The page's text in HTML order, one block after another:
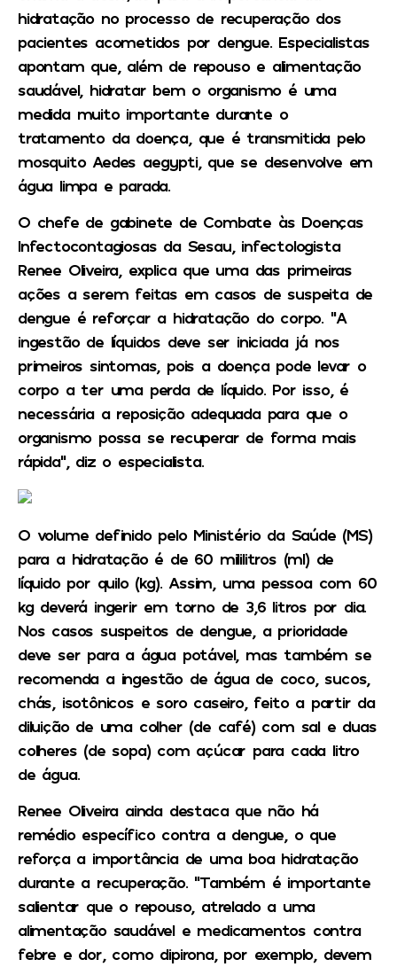
hidratação no processo de recuperação dos
pacientes acometidos por dengue. Especialistas
apontam que, além de repouso e alimentação
saudável, hidratar bem o organismo é uma
medida muito importante durante o
tratamento da doença, que é transmitida pelo
mosquito Aedes aegypti, que se desenvolve em
água limpa e parada.
O chefe de gabinete de Combate às Doenças
Infectocontagiosas da Sesau, infectologista
Renee Oliveira, explica que uma das primeiras
ações a serem feitas em casos de suspeita de
dengue é reforçar a hidratação do corpo. “A
ingestão de líquidos deve ser iniciada já nos
primeiros sintomas, pois a doença pode levar o
corpo a ter uma perda de líquido. Por isso, é
necessária a reposição adequada para que o
organismo possa se recuperar de forma mais
rápida”, diz o especialista.
O volume definido pelo Ministério da Saúde (MS)
para a hidratação é de 60 mililitros (ml) de
líquido por quilo (kg). Assim, uma pessoa com 60
kg deverá ingerir em torno de 3,6 litros por dia.
Nos casos suspeitos de dengue, a prioridade
deve ser para a água potável, mas também se
recomenda a ingestão de água de coco, sucos,
chás, isotônicos e soro caseiro, feito a partir da
diluição de uma colher (de café) com sal e duas
colheres (de sopa) com açúcar para cada litro
de água.
Renee Oliveira ainda destaca que não há
remédio específico contra a dengue, o que
reforça a importância de uma boa hidratação
durante a recuperação. “Também é importante
salientar que o repouso, atrelado a uma
alimentação saudável e medicamentos contra
febre e dor, como dipirona, por exemplo, devem